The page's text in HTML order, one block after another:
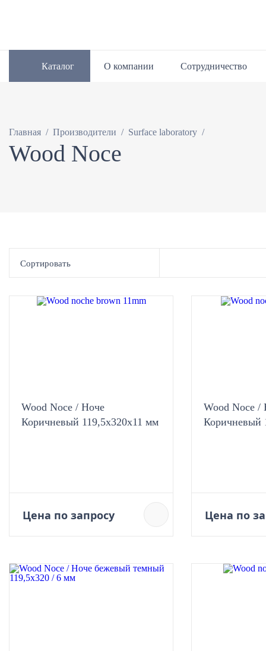
Каталог О компании Сотрудничество
Главная / Производители / Surface laboratory /
Wood Noce
Сортировать
Wood Noce / Ноче
Коричневый 119,5x320х11 мм
Цена по запросу
Wood Noce /
Коричневый
Цена по